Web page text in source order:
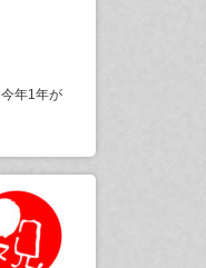
年1年が